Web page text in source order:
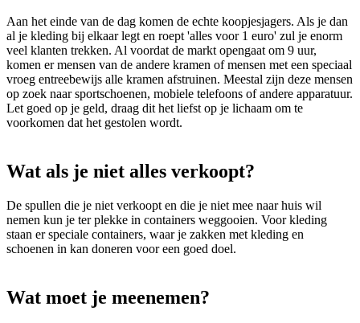
Aan het einde van de dag komen de echte koopjesjagers. Als je dan
al je kleding bij elkaar legt en roept 'alles voor 1 euro' zul je enorm
veel klanten trekken. Al voordat de markt opengaat om 9 uur,
komen er mensen van de andere kramen of mensen met een speciaal
vroeg entreebewijs alle kramen afstruinen. Meestal zijn deze mensen
op zoek naar sportschoenen, mobiele telefoons of andere apparatuur.
Let goed op je geld, draag dit het liefst op je lichaam om te
voorkomen dat het gestolen wordt.
Wat als je niet alles verkoopt?
De spullen die je niet verkoopt en die je niet mee naar huis wil
nemen kun je ter plekke in containers weggooien. Voor kleding
staan er speciale containers, waar je zakken met kleding en
schoenen in kan doneren voor een goed doel.
Wat moet je meenemen?